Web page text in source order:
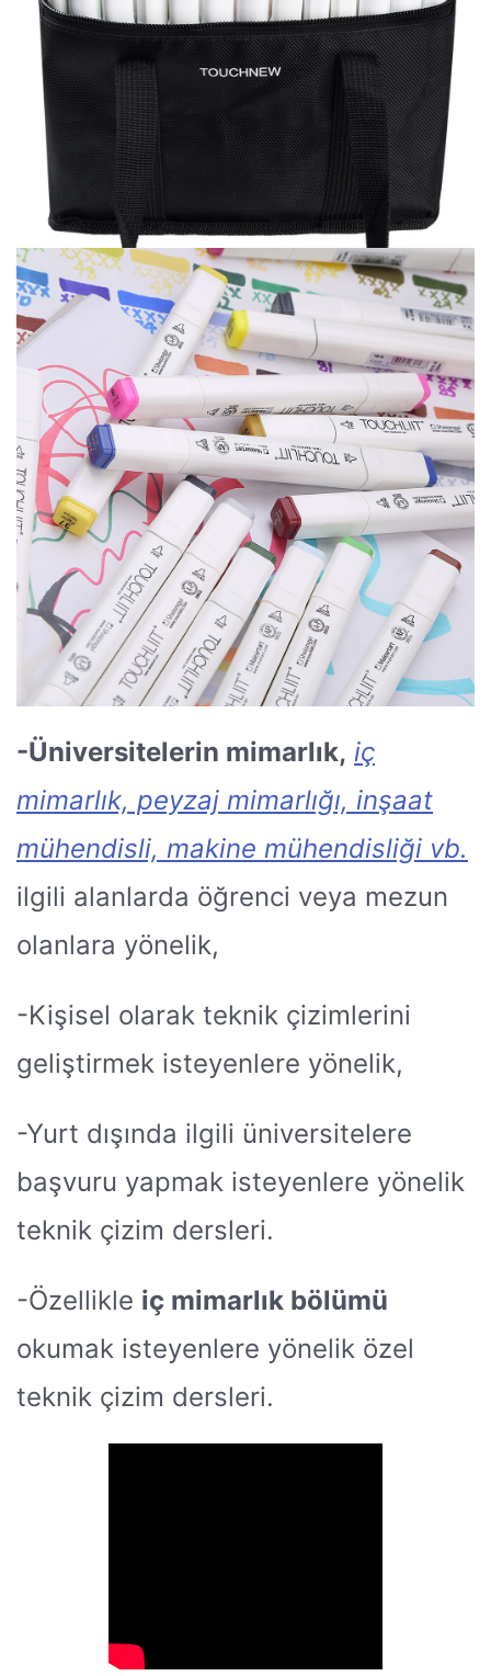
-Üniversitelerin mimarlık, iç
mimarlık, peyzaj mimarlığı, inşaat
mühendisli, makine mühendisliği vb.
ilgili alanlarda öğrenci veya mezun
olanlara yönelik,
-Kişisel olarak teknik çizimlerini
geliştirmek isteyenlere yönelik,
-Yurt dışında ilgili üniversitelere
başvuru yapmak isteyenlere yönelik
teknik çizim dersleri.
-Özellikle iç mimarlık bölümü
okumak isteyenlere yönelik özel
teknik çizim dersleri.